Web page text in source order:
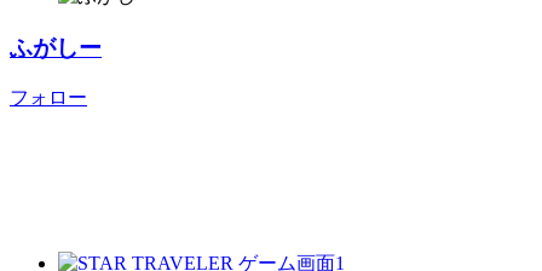
ふがしー
フォロー